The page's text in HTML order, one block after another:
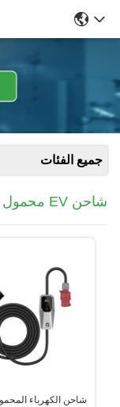
جميع الفئات
شاحن EV محمول